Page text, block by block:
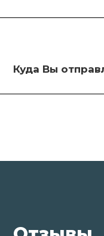
Куда Вы
Какое фото
Какие бонусы я